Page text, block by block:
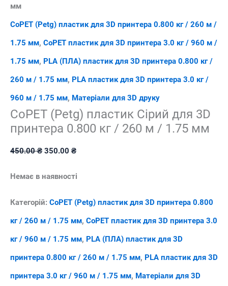
мм
CoPET (Petg) пластик для 3D принтера 0.800 кг / 260 м /
1.75 мм, CoPET пластик для 3D принтера 3.0 кг / 960 м /
1.75 мм, PLA (ПЛА) пластик для 3D принтера 0.800 кг /
260 м / 1.75 мм, PLA пластик для 3D принтера 3.0 кг /
960 м / 1.75 мм, Матеріали для 3D друку
CoPET (Petg) пластик Сірий для 3D
принтера 0.800 кг / 260 м / 1.75 мм
450.00₴ Оригінальна
350.00 ₴Поточна
Немає в наявності
Категорій: CoPET (Petg) пластик для 3D принтера 0.800
кг / 260 м / 1.75 мм, CoPET пластик для 3D принтера 3.0
кг / 960 м / 1.75 мм, PLA (ПЛА) пластик для 3D
принтера 0.800 кг / 260 м / 1.75 мм, PLA пластик для 3D
принтера 3.0 кг / 960 м / 1.75 мм, Матеріали для 3D